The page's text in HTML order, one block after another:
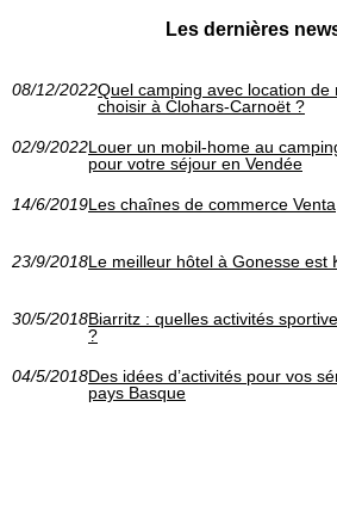
Les dernières
08/12/2022Quel camping avec location de
choisir à Clohars-Carnoët ?
02/9/2022Louer un mobil-home au
pour votre séjour en Vendée
14/6/2019Les chaînes de commerce Venta
23/9/2018Le meilleur hôtel à Gonesse est
30/5/2018Biarritz : quelles activités
?
04/5/2018Des idées d’activités pour vos
pays Basque